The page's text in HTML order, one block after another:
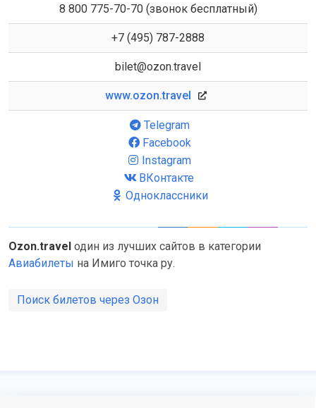
8 800 775-70-70 (звонок бесплатный)
+7 (495) 787-2888
bilet@ozon.travel
www.ozon.travel
Telegram
Facebook
Instagram
ВКонтакте
Одноклассники
Ozon.travel один из лучших сайтов в категории
Авиабилеты на Имиго точка ру.
Поиск билетов через Озон